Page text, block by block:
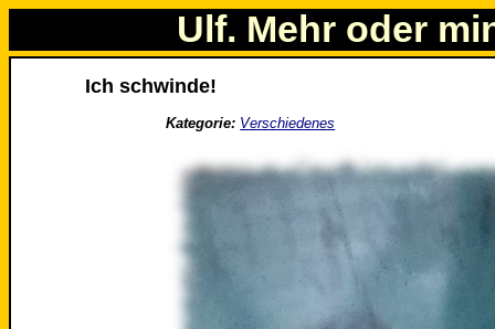
Ulf. Mehr oder
Ich schwinde!
Kategorie: Verschiedenes